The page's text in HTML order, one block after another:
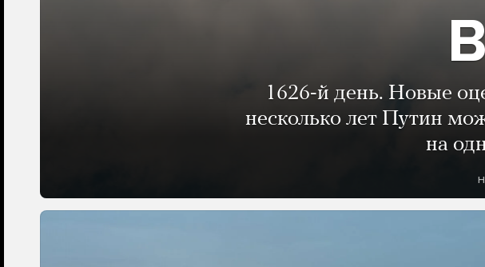
1626-й день. Новые
несколько лет Путин
на